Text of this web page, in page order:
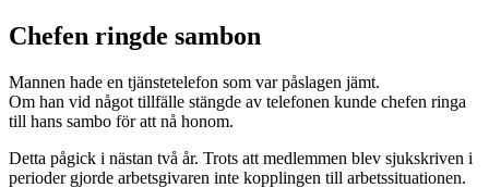
Chefen ringde sambon
Mannen hade en tjänstetelefon som var påslagen jämt.
Om han vid något tillfälle stängde av telefonen kunde chefen ringa
till hans sambo för att nå honom.
Detta pågick i nästan två år. Trots att medlemmen blev sjukskriven i
perioder gjorde arbetsgivaren inte kopplingen till arbetssituationen.